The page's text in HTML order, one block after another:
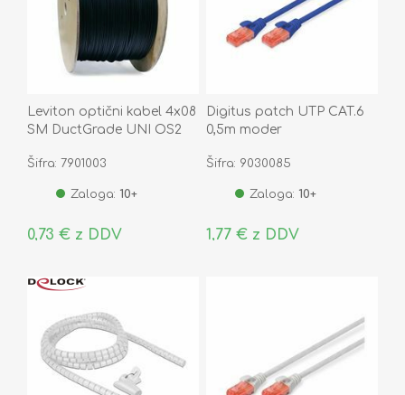
Leviton optični kabel 4x08
SM DuctGrade UNI OS2
Šifra: 7901003
Zaloga: 10+
0,73 € z DDV
Digitus patch UTP CAT.6
0,5m moder
Šifra: 9030085
Zaloga: 10+
1,77 € z DDV